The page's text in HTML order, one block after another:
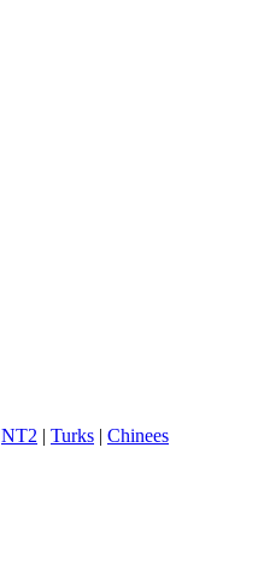
NT2 | Turks | Chinees